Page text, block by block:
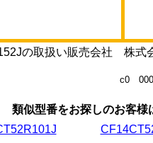
の取扱い販売会社 株
c0
類似型番をお探しのお客様